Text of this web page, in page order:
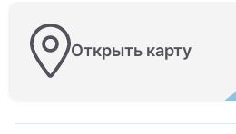
Открыть карту